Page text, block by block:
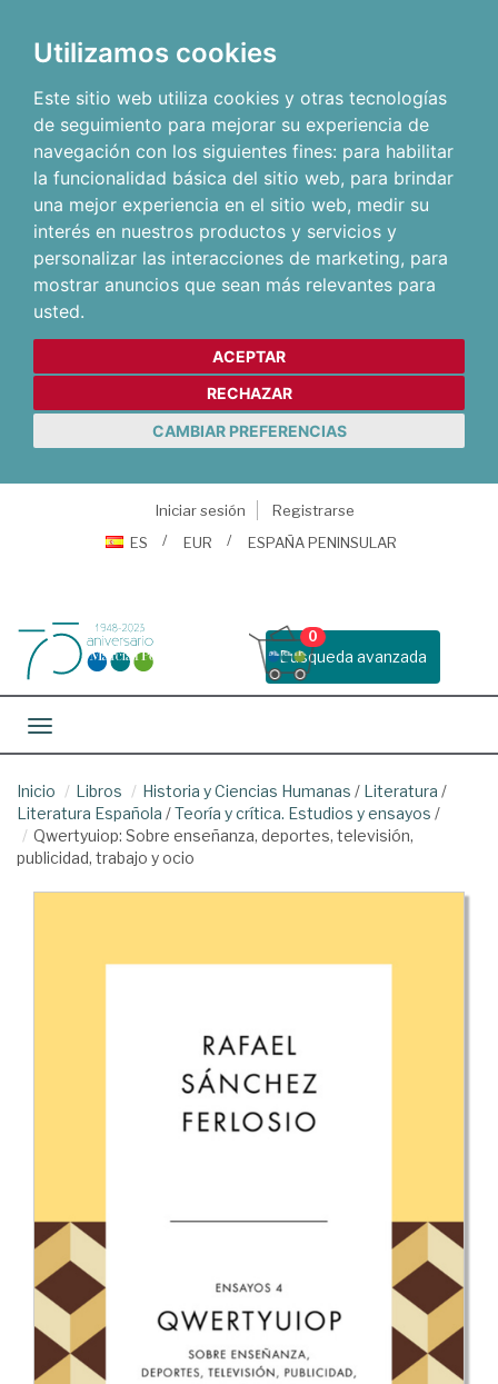
Utilizamos cookies
Este sitio web utiliza cookies y otras tecnologías
de seguimiento para mejorar su experiencia de
navegación con los siguientes fines: para habilitar
la funcionalidad básica del sitio web, para brindar
una mejor experiencia en el sitio web, medir su
interés en nuestros productos y servicios y
personalizar las interacciones de marketing, para
mostrar anuncios que sean más relevantes para
usted.
ACEPTAR
RECHAZAR
CAMBIAR PREFERENCIAS
Iniciar sesión
Registrarse
ES
EUR ESPAÑA PENINSULAR
Busqueda avanzada
0
Toggle navigation
Inicio Libros Historia y Ciencias Humanas / Literatura /
Literatura Española /Teoría y crítica. Estudios y ensayos /
Qwertyuiop: Sobre enseñanza, deportes, televisión,
publicidad, trabajo y ocio